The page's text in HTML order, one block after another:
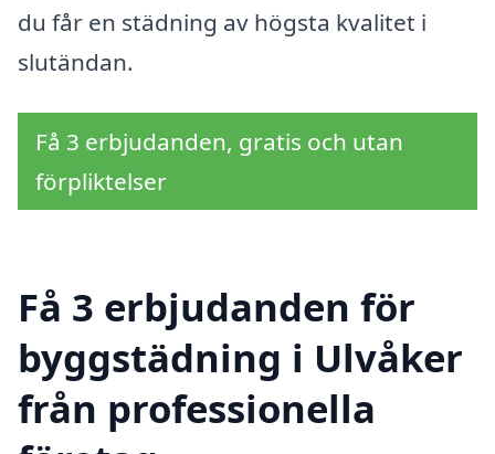
du får en städning av högsta kvalitet i
slutändan.
Få 3 erbjudanden, gratis och utan
förpliktelser
Få 3 erbjudanden för
byggstädning i Ulvåker
från professionella